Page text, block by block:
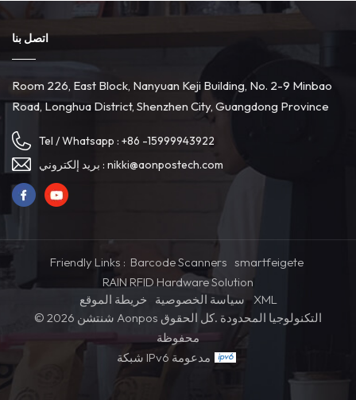
اتصل بنا
Room 226, East Block, Nanyuan Keji Building, No. 2-9 Minbao
Road, Longhua District, Shenzhen City, Guangdong Province
Tel / Whatsapp : +86 -15999943922
بريد إلكتروني : nikki@aonpostech.com
Friendly Links : Barcode Scanners smartfeigete
RAIN RFID Hardware Solution
خريطة الموقع
سياسة الخصوصية
XML
© 2026 شنتشن Aonpos التكنولوجيا المحدودة .كل الحقوق
محفوظة
شبكة IPv6 مدعومة